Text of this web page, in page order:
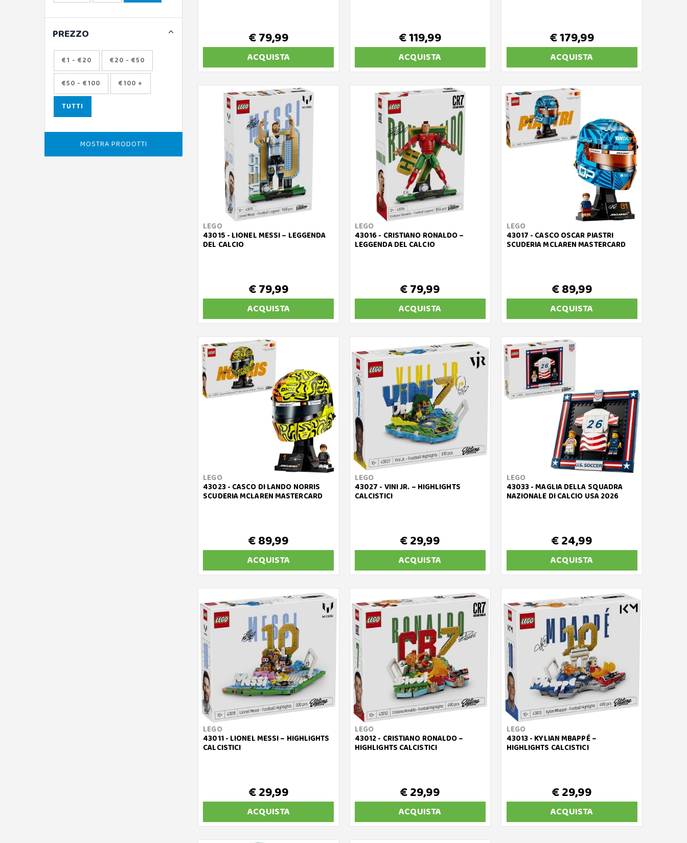
€ 79,99
ACQUISTA
€ 119,99
ACQUISTA
€ 179,99
ACQUISTA
LEGO
43015 - LIONEL MESSI – LEGGENDA
DEL CALCIO
€ 79,99
ACQUISTA
LEGO
43016 - CRISTIANO RONALDO –
LEGGENDA DEL CALCIO
€ 79,99
ACQUISTA
LEGO
43017 - CASCO OSCAR PIASTRI
SCUDERIA MCLAREN MASTERCARD
€ 89,99
ACQUISTA
LEGO
43023 - CASCO DI LANDO NORRIS
SCUDERIA MCLAREN MASTERCARD
€ 89,99
ACQUISTA
LEGO
43027 - VINI JR. – HIGHLIGHTS
CALCISTICI
€ 29,99
ACQUISTA
LEGO
43033 - MAGLIA DELLA SQUADRA
NAZIONALE DI CALCIO USA 2026
€ 24,99
ACQUISTA
LEGO
43011 - LIONEL MESSI – HIGHLIGHTS
CALCISTICI
€ 29,99
ACQUISTA
LEGO
43012 - CRISTIANO RONALDO –
HIGHLIGHTS CALCISTICI
€ 29,99
ACQUISTA
LEGO
43013 - KYLIAN MBAPPÉ –
HIGHLIGHTS CALCISTICI
€ 29,99
ACQUISTA
PREZZO
€1 - €20 €20 - €50
€50 - €100 €100 +
TUTTI
MOSTRA PRODOTTI